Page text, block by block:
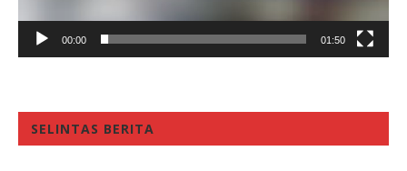
00:00 01:50
SELINTAS BERITA